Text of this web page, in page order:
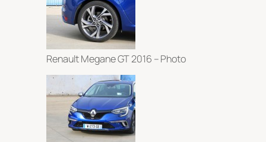
Renault Megane GT 2016 – Photo